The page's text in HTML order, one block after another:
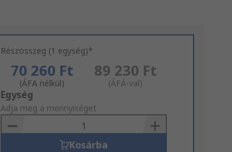
Részösszeg (1 egység)*
70 260 Ft
(ÁFA nélkül)
89 230 Ft
(ÁFÁ-val)
Add
to
Basket
Egység
Adja meg a mennyiséget
Kosárba